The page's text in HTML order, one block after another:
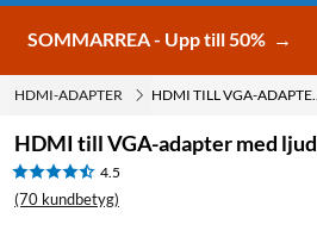
SOMMARREA - Upp till 50% →
HDMI-ADAPTER
HDMI till VGA-adapter med ljud
4.5
(70 kundbetyg)